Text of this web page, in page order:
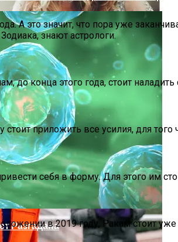
Успех В 2026 Году По Знаку
Разгадана
А это значит, что пора уже
знают астрологи.
до конца этого года, стоит
приложить все усилия, для
себя в форму. Для этого им
в 2019 году, Ракам стоит